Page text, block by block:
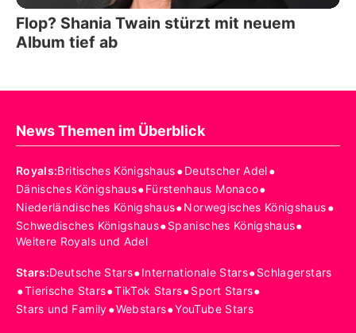
Flop? Shania Twain stürzt mit neuem
Album tief ab
News Themen im Überblick
Royals:Britisches Königshaus•Deutscher Adel•
Dänisches Königshaus•Fürstenhaus Monaco•
Niederländisches Königshaus•Norwegisches Königshaus•
Schwedisches Königshaus•Spanisches Königshaus•
Weitere Royals und Adel
Stars:Deutsche Stars•Internationale Stars•Schlagerstars
•Tierische Stars•TikTok Stars•Sport Stars•
Stars und Family•Webstars•YouTube Stars